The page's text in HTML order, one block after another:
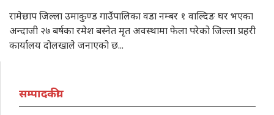
रामेछाप जिल्ला उमाकुण्ड गाउँपालिका वडा नम्बर १ वाल्दिङ घर भएका
अन्दाजी २७ बर्षका रमेश बस्नेत मृत अवस्थामा फेला परेको जिल्ला प्रहरी
कार्यालय दोलखाले जनाएको छ...
सम्पादकीय